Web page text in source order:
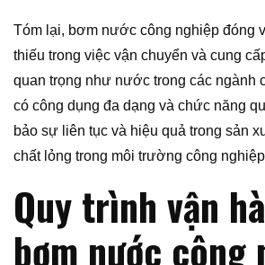
Tóm lại, bơm nước công nghiệp đóng
thiếu trong việc vận chuyển và cung
quan trọng như nước trong các ngành
có công dụng đa dạng và chức năng
bảo sự liên tục và hiệu quả trong sản
chất lỏng trong môi trường công
Quy trình vận
bơm nước công